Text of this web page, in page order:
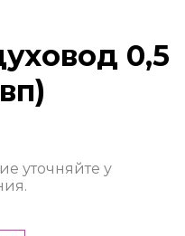
0,5
уточняйте у